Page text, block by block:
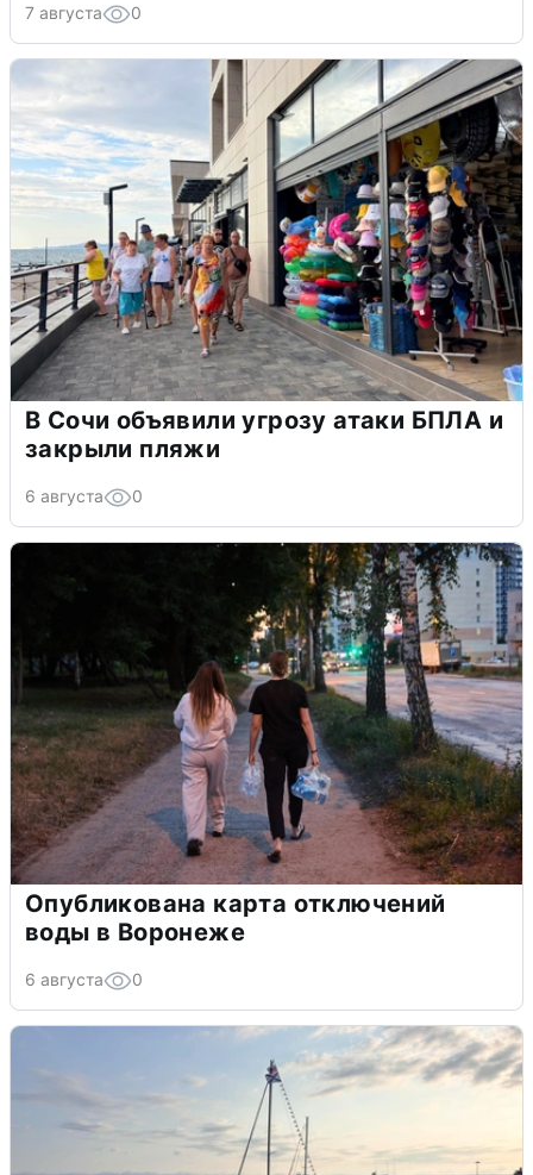
7 августа 0
В Сочи объявили угрозу атаки БПЛА и
закрыли пляжи
6 августа 0
Опубликована карта отключений
воды в Воронеже
6 августа 0